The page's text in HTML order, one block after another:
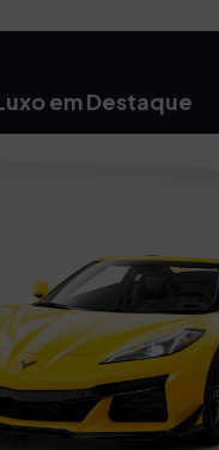
em Destaque